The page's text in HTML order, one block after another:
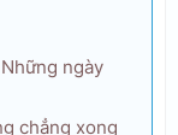
ngày
chẳng xong